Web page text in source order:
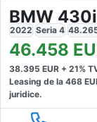
BMW
2022 Seria 4
46.458
38.395 EUR + 21%
Leasing de la 468
juridice.